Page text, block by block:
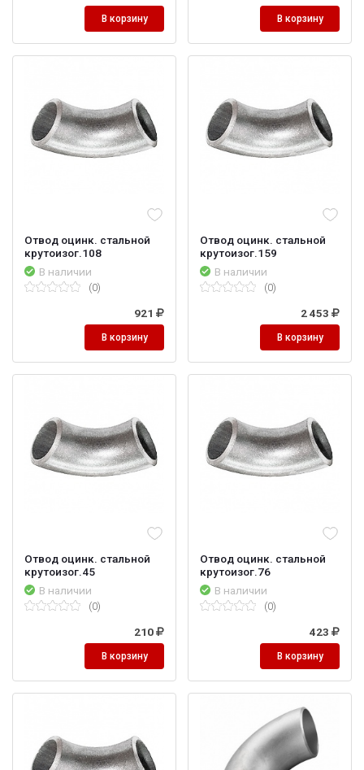
В корзину В корзину
Отвод оцинк. стальной
крутоизог.108
В наличии
(0)
921
В корзину
Отвод оцинк. стальной
крутоизог.159
В наличии
(0)
2 453
В корзину
Отвод оцинк. стальной
крутоизог.45
В наличии
(0)
210
В корзину
Отвод оцинк. стальной
крутоизог.76
В наличии
(0)
423
В корзину